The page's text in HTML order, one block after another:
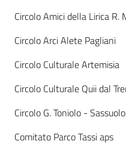
t
o
i
s
t
Circolo Amici della Lirica R.
Circolo Arci Alete Pagliani
Circolo Culturale Artemisia
Circolo Culturale Quii dal
Circolo G. Toniolo -
Comitato Parco Tassi aps